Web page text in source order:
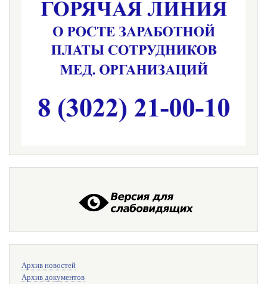
поиска
Архив новостей
Архив документов